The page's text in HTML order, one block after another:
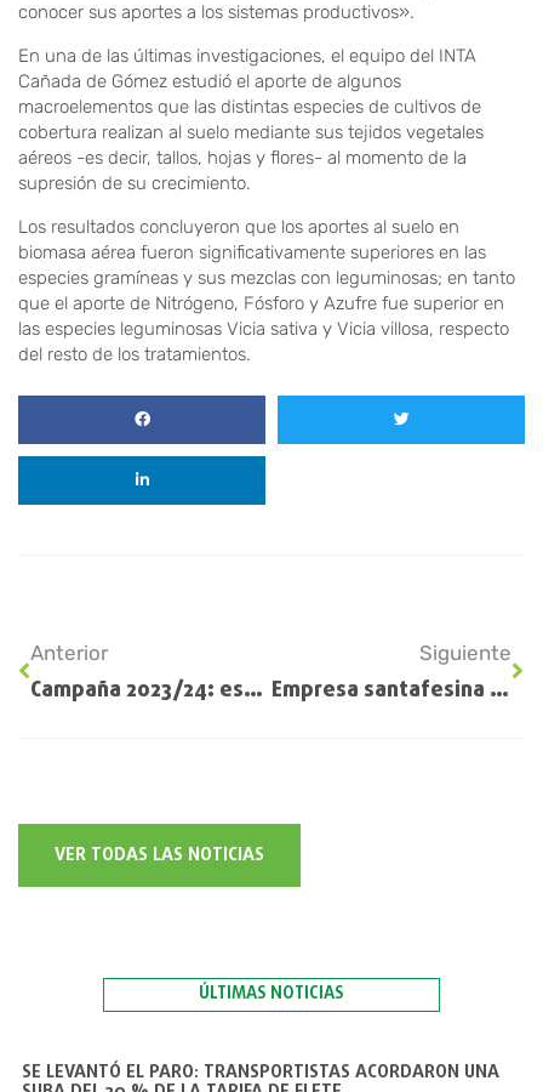
conocer sus aportes a los sistemas productivos».
En una de las últimas investigaciones, el equipo del INTA
Cañada de Gómez estudió el aporte de algunos
macroelementos que las distintas especies de cultivos de
cobertura realizan al suelo mediante sus tejidos vegetales
aéreos -es decir, tallos, hojas y flores- al momento de la
supresión de su crecimiento.
Los resultados concluyeron que los aportes al suelo en
biomasa aérea fueron significativamente superiores en las
especies gramíneas y sus mezclas con leguminosas; en tanto
que el aporte de Nitrógeno, Fósforo y Azufre fue superior en
las especies leguminosas Vicia sativa y Vicia villosa, respecto
del resto de los tratamientos.
Anterior
Campaña 2023/24: estiman que los productores agrícolas invertirán U$S 40.500 millones
Siguiente
Empresa santafesina exporta embolsadoras de granos hacia Australia
VER TODAS LAS NOTICIAS
ÚLTIMAS NOTICIAS
SE LEVANTÓ EL PARO: TRANSPORTISTAS ACORDARON UNA